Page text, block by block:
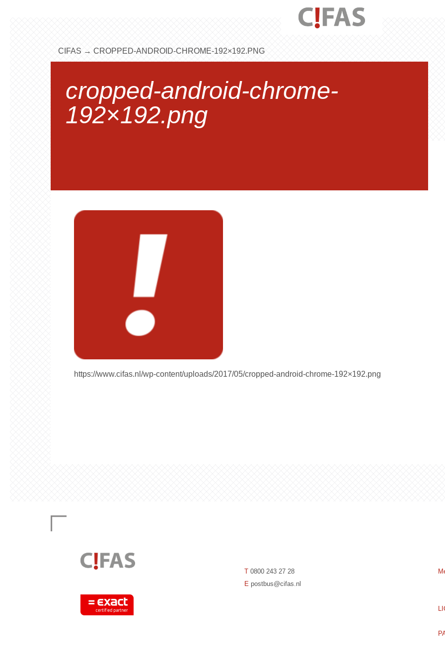
CIFAS → CROPPED-ANDROID-CHROME-192×192.PNG
cropped-android-chrome-
192×192.png
https://www.cifas.nl/wp-content/uploads/2017/05/cropped-android-chrome-192×192.png
T 0800 243 27 28
E postbus@cifas.nl